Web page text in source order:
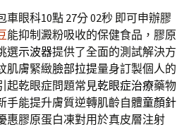
眼科10點 27分 02秒 即可申辦膠
能抑制澱粉吸收的保健食品，膠原
選示波器提供了全面的測試解決方
肌膚緊緻臉部拉提量身訂製個人的
起乾眼症問題常見乾眼症治療藥物
手能提升膚質逆轉肌齡自體童顏針
惠膠原蛋白凍對用於真皮層注射